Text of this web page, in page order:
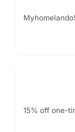
15% off one-